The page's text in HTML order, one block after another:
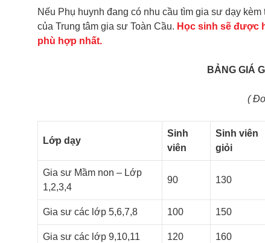
Nếu Phụ huynh đang có nhu cầu tìm gia sư dạy
của Trung tâm gia sư Toàn Cầu. Học sinh sẽ được
phù hợp nhất.
BẢNG GIÁ
(
Lớp dạy
Sinh
viên
Sinh viên
giỏi
Gia sư Mầm non – Lớp
1,2,3,4
90 130
Gia sư các lớp 5,6,7,8 100 150
Gia sư các lớp 9,10,11 120 160